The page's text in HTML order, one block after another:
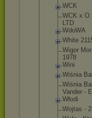
WCK
WCK x
LTD
WdoWA
White
Wigor
1978
Wini
Wiśnia
Wiśnia
Vander -
Włodi
Wojtas -